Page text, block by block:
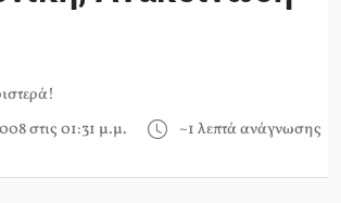
στις 01:31 μ.μ.
~1 λεπτά ανάγνωσης